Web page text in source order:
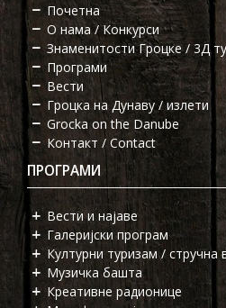
Почетна
О нама / Конкурси
Знаменитости Гроцке / 3Д
Програми
Вести
Гроцка на Дунаву / излети
Grocka on the Danube
Контакт / Contact
ПРОГРАМИ
Вести и најаве
Галеријски програм
Културни туризам / стручна
Музичка башта
Креативне радионице